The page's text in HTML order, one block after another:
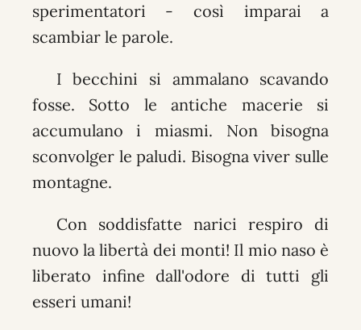
sperimentatori - così imparai a
scambiar le parole.
I becchini si ammalano scavando
fosse. Sotto le antiche macerie si
accumulano i miasmi. Non bisogna
sconvolger le paludi. Bisogna viver sulle
montagne.
Con soddisfatte narici respiro di
nuovo la libertà dei monti! Il mio naso è
liberato infine dall'odore di tutti gli
esseri umani!